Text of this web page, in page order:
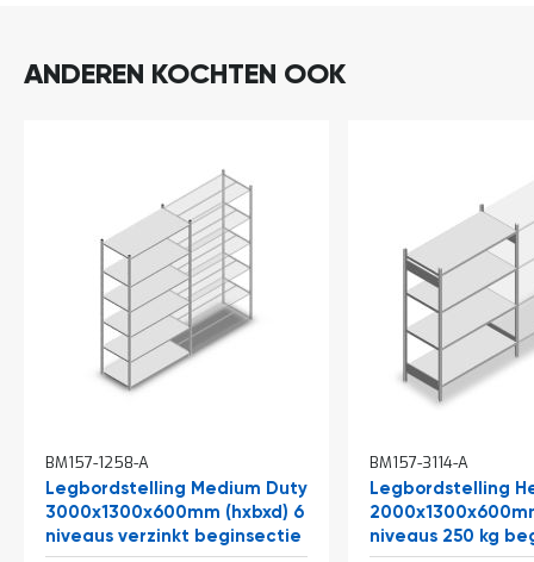
ANDEREN KOCHTEN OOK
BM157-1258-A
Legbordstelling Medium Duty
3000x1300x600mm (hxbxd) 6
niveaus verzinkt beginsectie
BM157-3114-A
Legbordstelling
niveaus 250 kg